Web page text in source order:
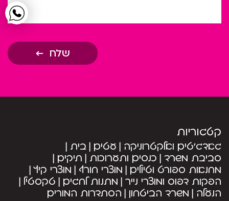
שלח
קטגוריות
גאדג’טים ואלקטרוניקה עטים בית
סביבת משרד כנסים ותערוכות תיקים
מחנאות ספורט וטיולים מוצרי חורף מוצרי קיץ
הפקות דפוס ומוצרי נייר מתנות לחגים טקסטיל
הנעלה משרד הביטחון הסתדרות המורים